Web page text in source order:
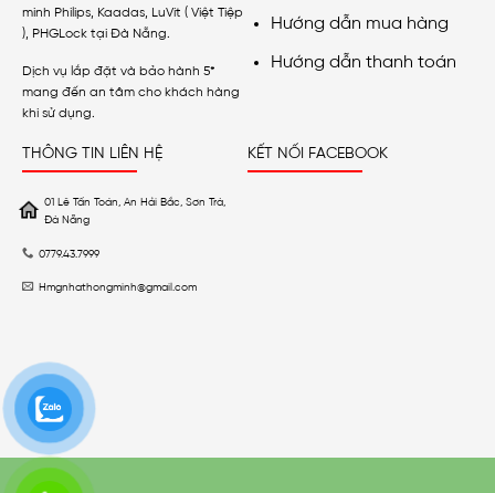
minh Philips, Kaadas, LuVit ( Việt Tiệp
), PHGLock tại Đà Nẵng.
Dịch vụ lắp đặt và bảo hành 5*
mang đến an tâm cho khách hàng
khi sử dụng.
Hướng dẫn mua hàng
Hướng dẫn thanh toán
THÔNG TIN LIÊN HỆ
01 Lê Tấn Toán, An Hải Bắc, Sơn Trà,
Đà Nẵng
0779.43.7999
Hmgnhathongminh@gmail.com
KẾT NỐI FACEBOOK